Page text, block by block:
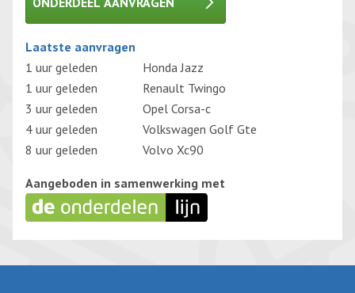
Gelieve dit veld leeg te laten.
Laatste aanvragen
1 uur geleden
Honda Jazz
1 uur geleden
Renault Twingo
3 uur geleden
Opel Corsa-c
4 uur geleden
Volkswagen Golf Gte
8 uur geleden
Volvo Xc90
Aangeboden in samenwerking met